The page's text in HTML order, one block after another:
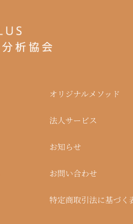
オリジナルメソッド
法人サービス
お知らせ
お問い合わせ
特定商取引法に基づく